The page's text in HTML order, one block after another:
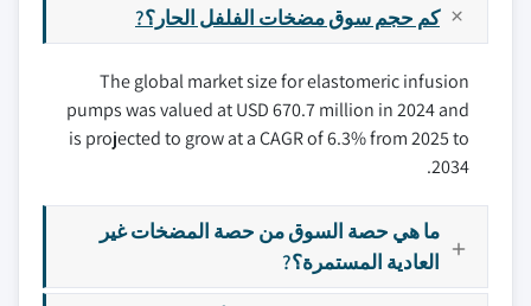
كم حجم سوق مضخات الفلفل الحار؟?
The global market size for elastomeric infusion
pumps was valued at USD 670.7 million in 2024 and
is projected to grow at a CAGR of 6.3% from 2025 to
2034.
ما هي حصة السوق من حصة المضخات غير
العادية المستمرة؟?